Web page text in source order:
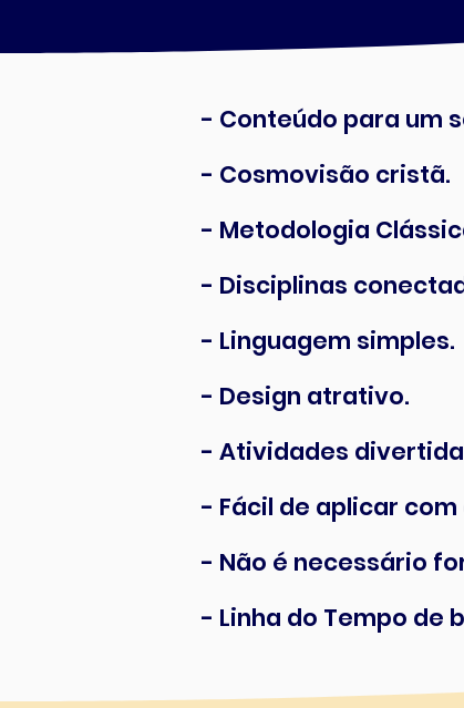
- Conteúdo para um
- Cosmovisão cristã.
- Metodologia
- Disciplinas
- Linguagem simples.
- Design atrativo.
- Atividades
- Fácil de aplicar
- Não é necessário
- Linha do Tempo de